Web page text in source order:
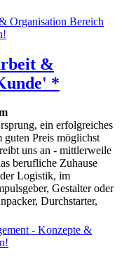
&
*
ein erfolgreiches
guten Preis möglichst
uns an - mittlerweile
berufliche Zuhause
Logistik, im
Gestalter oder
Durchstarter,